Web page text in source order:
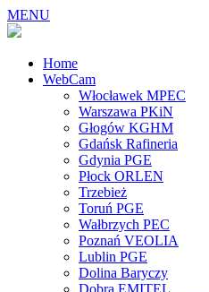
MENU
Home
WebCam
Włocławek MPEC
Warszawa PKiN
Głogów KGHM
Gdańsk Rafineria
Gdynia PGE
Płock ORLEN
Trzebież
Toruń PGE
Wałbrzych PEC
Poznań VEOLIA
Lublin PGE
Dolina Baryczy
Dobra EMITEL